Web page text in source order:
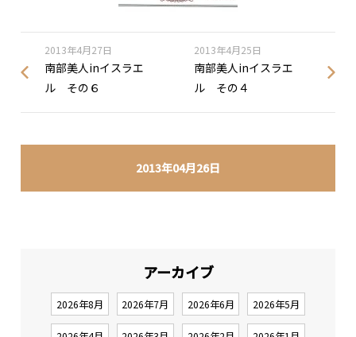
2013年04月26日
2013年4月27日
南部美人inイスラエ
ル その６
2013年4月25日
南部美人inイスラエ
ル その４
アーカイブ
2026年8月 2026年7月 2026年6月 2026年5月